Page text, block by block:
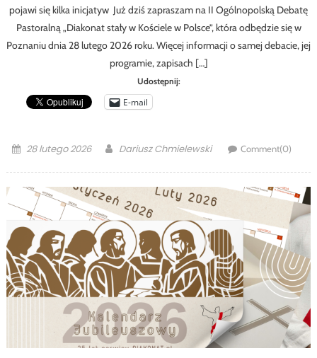
pojawi się kilka inicjatyw Już dziś zapraszam na II Ogólnopolską Debatę
Pastoralną „Diakonat stały w Kościele w Polsce”, która odbędzie się w
Poznaniu dnia 28 lutego 2026 roku. Więcej informacji o samej debacie, jej
programie, zapisach […]
Udostępnij:
E-mail
Posted
28 lutego 2026 Author
Dariusz Chmielewski Comment(0)